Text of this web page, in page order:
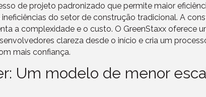
de projeto padronizado que permite maior
do setor de construção tradicional. A
a complexidade e o custo. O GreenStaxx
clareza desde o início e cria um
mais confiança.
Um modelo de menor